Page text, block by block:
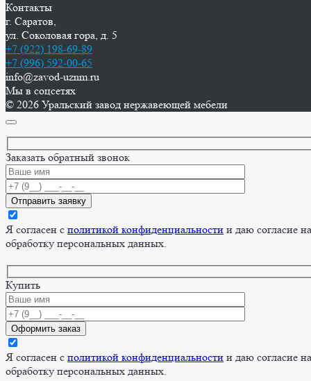
Контакты
г. Саратов,
ул. Соколовая гора, д. 5
+7 (922) 198-69-89
+7 (996) 592-00-65
info@zavod-uznm.ru
Мы в соцсетях
© 2026 Уральский завод нержавеющей мебели
Заказать обратный звонок
Я согласен с политикой конфиденциальности и даю согласие на
обработку персональных данных.
Купить
Я согласен с политикой конфиденциальности и даю согласие на
обработку персональных данных.